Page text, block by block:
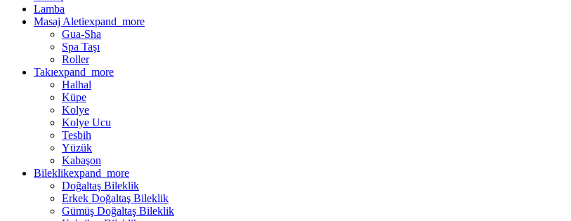
Lamba
Masaj Aletiexpand_more
Gua-Sha
Spa Taşı
Roller
Takıexpand_more
Halhal
Küpe
Kolye
Kolye Ucu
Tesbih
Yüzük
Kabaşon
Bileklikexpand_more
Doğaltaş Bileklik
Erkek Doğaltaş Bileklik
Gümüş Doğaltaş Bileklik